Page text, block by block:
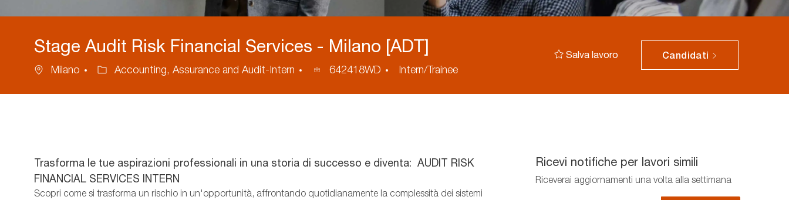
Stage Audit Risk Financial Services - Milano [ADT]
Ubicazione
Milano Categoria
Accounting, Assurance and Audit-Intern
ID
642418WD Intern/Trainee
Salva lavoro Candidati
Trasforma le tue aspirazioni professionali in una storia di successo e diventa: AUDIT RISK
FINANCIAL SERVICES INTERN
Scopri come si trasforma un rischio in un'opportunità, affrontando quotidianamente la complessità dei sistemi
Ricevi notifiche per lavori simili
Riceverai aggiornamenti una volta alla settimana